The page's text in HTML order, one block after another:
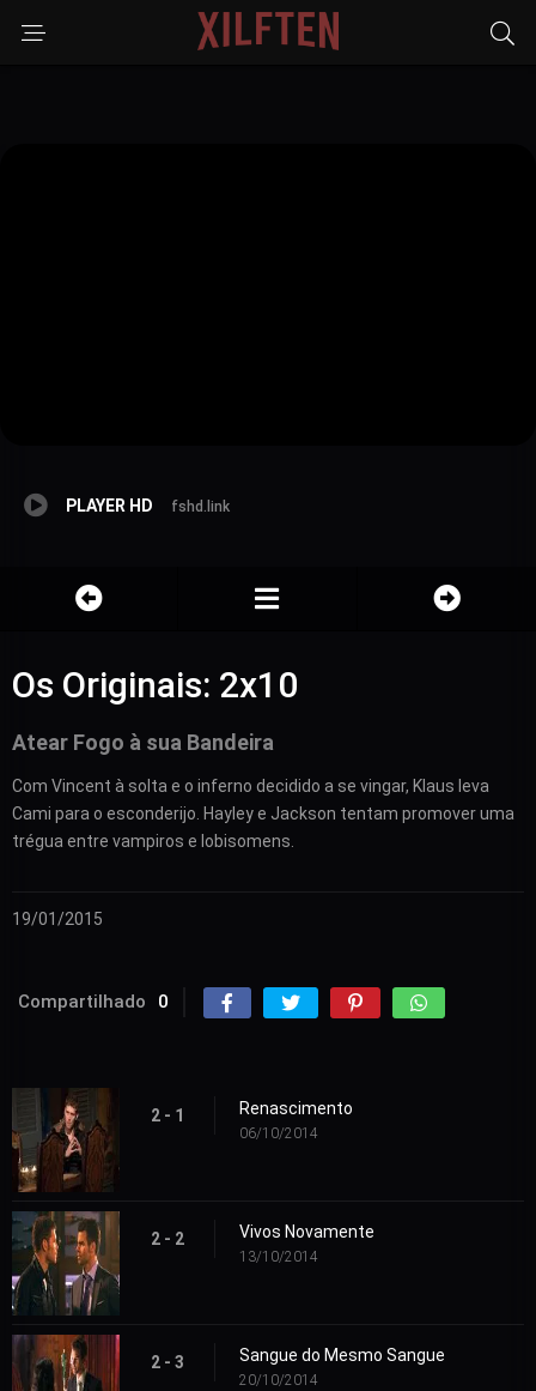
PLAYER HD fshd.link
Os Originais: 2x10
Atear Fogo à sua Bandeira
Com Vincent à solta e o inferno decidido a se vingar, Klaus leva
Cami para o esconderijo. Hayley e Jackson tentam promover uma
trégua entre vampiros e lobisomens.
19/01/2015
Compartilhado 0
2 - 1 Renascimento
06/10/2014
2 - 2 Vivos Novamente
13/10/2014
2 - 3 Sangue do Mesmo Sangue
20/10/2014